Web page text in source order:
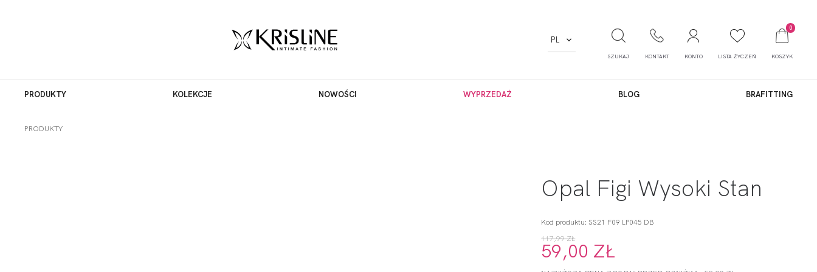
PL
SZUKAJ KONTAKT KONTO LISTA ŻYCZEŃ
0
KOSZYK
PRODUKTY KOLEKCJE NOWOŚCI WYPRZEDAŻ BLOG BRAFITTING
PRODUKTY
Opal Figi Wysoki Stan
Kod produktu: SS21 F09 LP045 DB
117,99 ZŁ
59,00 ZŁ